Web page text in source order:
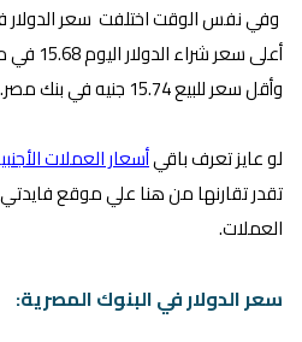
وفي نفس الوقت اختلفت سعر الدولار
أعلى
وأقل سعر للبيع 15.74 جنيه في بنك مصر.
لو عايز تعرف باقيأسعار العملات
تقدر تقارنها من هنا علي موقع
العملات.
سعر الدولار في البنوك المصرية: